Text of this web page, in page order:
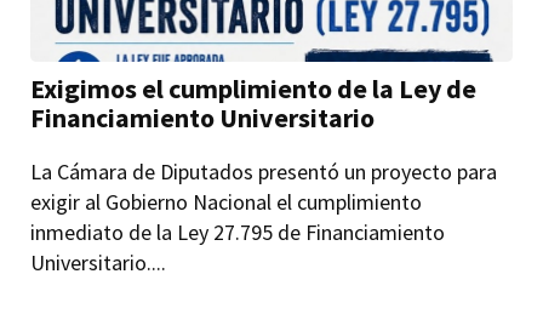
Exigimos el cumplimiento de la Ley de
Financiamiento Universitario
La Cámara de Diputados presentó un proyecto para
exigir al Gobierno Nacional el cumplimiento
inmediato de la Ley 27.795 de Financiamiento
Universitario....